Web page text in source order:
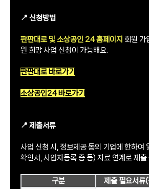
📍 신청방법
판판대로 및 소상공인 24 홈페이지 회원 가
원 희망 사업 신청이 가능해요.
판판대로 바로가기
소상공인24 바로가기
​📍 제출서류
사업 신청 시, 정보제공 동의 기업에 한하여
확인서, 사업자등록 증 등) 자료 연계로 제출
구분
제출 필요서류